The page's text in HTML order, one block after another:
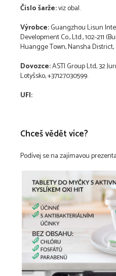
Číslo šarže:viz obal.
Výrobce:Guangzhou Lisun
Development Co., Ltd., 102-211
Huangge Town, Nansha
Dovozce:ASTI Group Ltd, 32
Lotyšsko, +37127030599.
UFI:
Chceš vědět více?
Podívej se na zajímavou